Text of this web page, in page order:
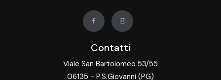
Contatti
Viale San Bartolomeo 53/55
06135 - P.S.Giovanni (PG)